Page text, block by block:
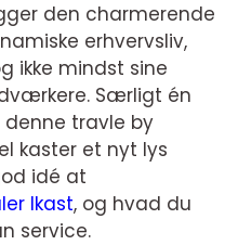
den charmerende
erhvervsliv,
ikke mindst sine
Særligt én
denne travle by
kaster et nyt lys
idé at
Ikast, og hvad du
service.